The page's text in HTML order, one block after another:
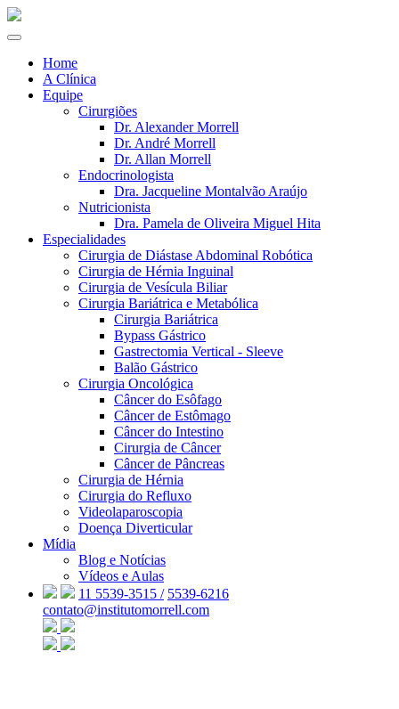
Home
A Clínica
Equipe
Cirurgiões
Dr. Alexander Morrell
Dr. André Morrell
Dr. Allan Morrell
Endocrinologista
Dra. Jacqueline Montalvão Araújo
Nutricionista
Dra. Pamela de Oliveira Miguel Hita
Especialidades
Cirurgia de Diástase Abdominal Robótica
Cirurgia de Hérnia Inguinal
Cirurgia de Vesícula Biliar
Cirurgia Bariátrica e Metabólica
Cirurgia Bariátrica
Bypass Gástrico
Gastrectomia Vertical - Sleeve
Balão Gástrico
Cirurgia Oncológica
Câncer do Esôfago
Câncer de Estômago
Câncer do Intestino
Cirurgia de Câncer
Câncer de Pâncreas
Cirurgia de Hérnia
Cirurgia do Refluxo
Videolaparoscopia
Doença Diverticular
Mídia
Blog e Notícias
Vídeos e Aulas
11 5539-3515 / 5539-6216
contato@institutomorrell.com